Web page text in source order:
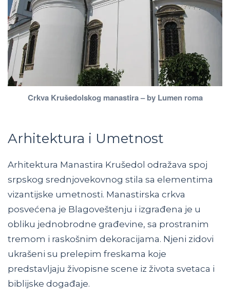
Crkva Krušedolskog manastira – by Lumen roma
Arhitektura i Umetnost
Arhitektura Manastira Krušedol odražava spoj
srpskog srednjovekovnog stila sa elementima
vizantijske umetnosti. Manastirska crkva
posvećena je Blagoveštenju i izgrađena je u
obliku jednobrodne građevine, sa prostranim
tremom i raskošnim dekoracijama. Njeni zidovi
ukrašeni su prelepim freskama koje
predstavljaju živopisne scene iz života svetaca i
biblijske događaje.